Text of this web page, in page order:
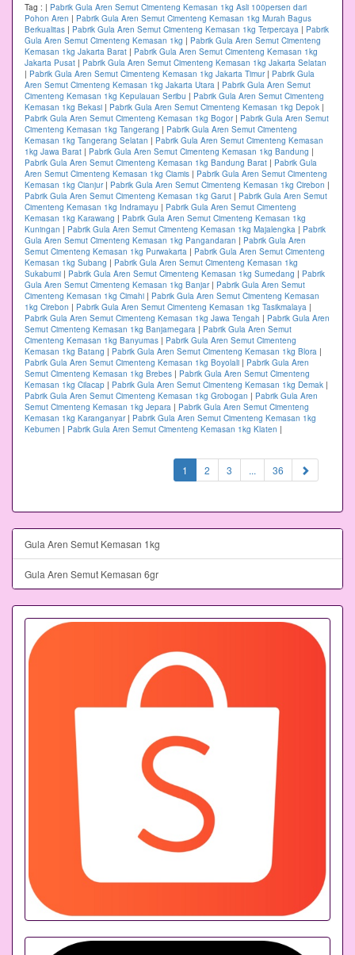
Tag : | Pabrik Gula Aren Semut Cimenteng Kemasan 1kg Asli 100persen dari
Pohon Aren | Pabrik Gula Aren Semut Cimenteng Kemasan 1kg Murah Bagus
Berkualitas | Pabrik Gula Aren Semut Cimenteng Kemasan 1kg Terpercaya | Pabrik
Gula Aren Semut Cimenteng Kemasan 1kg | Pabrik Gula Aren Semut Cimenteng
Kemasan 1kg Jakarta Barat | Pabrik Gula Aren Semut Cimenteng Kemasan 1kg
Jakarta Pusat | Pabrik Gula Aren Semut Cimenteng Kemasan 1kg Jakarta Selatan
| Pabrik Gula Aren Semut Cimenteng Kemasan 1kg Jakarta Timur| Pabrik Gula
Aren Semut Cimenteng Kemasan 1kg Jakarta Utara | Pabrik Gula Aren Semut
Cimenteng Kemasan 1kg Kepulauan Seribu | Pabrik Gula Aren Semut Cimenteng
Kemasan 1kg Bekasi | Pabrik Gula Aren Semut Cimenteng Kemasan 1kg Depok |
Pabrik Gula Aren Semut Cimenteng Kemasan 1kg Bogor| Pabrik Gula Aren Semut
Cimenteng Kemasan 1kg Tangerang | Pabrik Gula Aren Semut Cimenteng
Kemasan 1kg Tangerang Selatan | Pabrik Gula Aren Semut Cimenteng Kemasan
1kg Jawa Barat | Pabrik Gula Aren Semut Cimenteng Kemasan 1kg Bandung |
Pabrik Gula Aren Semut Cimenteng Kemasan 1kg Bandung Barat | Pabrik Gula
Aren Semut Cimenteng Kemasan 1kg Ciamis | Pabrik Gula Aren Semut Cimenteng
Kemasan 1kg Cianjur| Pabrik Gula Aren Semut Cimenteng Kemasan 1kg Cirebon |
Pabrik Gula Aren Semut Cimenteng Kemasan 1kg Garut | Pabrik Gula Aren Semut
Cimenteng Kemasan 1kg Indramayu | Pabrik Gula Aren Semut Cimenteng
Kemasan 1kg Karawang | Pabrik Gula Aren Semut Cimenteng Kemasan 1kg
Kuningan | Pabrik Gula Aren Semut Cimenteng Kemasan 1kg Majalengka | Pabrik
Gula Aren Semut Cimenteng Kemasan 1kg Pangandaran | Pabrik Gula Aren
Semut Cimenteng Kemasan 1kg Purwakarta | Pabrik Gula Aren Semut Cimenteng
Kemasan 1kg Subang | Pabrik Gula Aren Semut Cimenteng Kemasan 1kg
Sukabumi | Pabrik Gula Aren Semut Cimenteng Kemasan 1kg Sumedang | Pabrik
Gula Aren Semut Cimenteng Kemasan 1kg Banjar| Pabrik Gula Aren Semut
Cimenteng Kemasan 1kg Cimahi | Pabrik Gula Aren Semut Cimenteng Kemasan
1kg Cirebon | Pabrik Gula Aren Semut Cimenteng Kemasan 1kg Tasikmalaya |
Pabrik Gula Aren Semut Cimenteng Kemasan 1kg Jawa Tengah | Pabrik Gula Aren
Semut Cimenteng Kemasan 1kg Banjarnegara | Pabrik Gula Aren Semut
Cimenteng Kemasan 1kg Banyumas | Pabrik Gula Aren Semut Cimenteng
Kemasan 1kg Batang | Pabrik Gula Aren Semut Cimenteng Kemasan 1kg Blora |
Pabrik Gula Aren Semut Cimenteng Kemasan 1kg Boyolali | Pabrik Gula Aren
Semut Cimenteng Kemasan 1kg Brebes | Pabrik Gula Aren Semut Cimenteng
Kemasan 1kg Cilacap | Pabrik Gula Aren Semut Cimenteng Kemasan 1kg Demak |
Pabrik Gula Aren Semut Cimenteng Kemasan 1kg Grobogan | Pabrik Gula Aren
Semut Cimenteng Kemasan 1kg Jepara | Pabrik Gula Aren Semut Cimenteng
Kemasan 1kg Karanganyar| Pabrik Gula Aren Semut Cimenteng Kemasan 1kg
Kebumen | Pabrik Gula Aren Semut Cimenteng Kemasan 1kg Klaten |
1 (current)
2 3 ... 36
Gula Aren Semut Kemasan 1kg
Gula Aren Semut Kemasan 6gr